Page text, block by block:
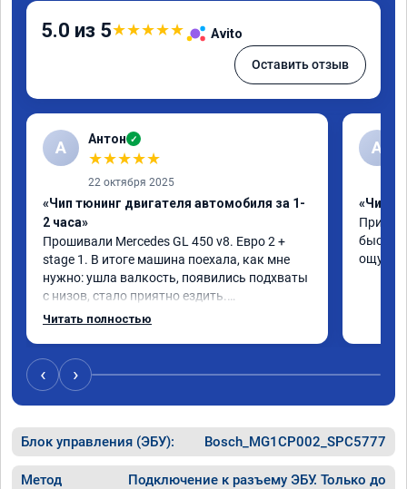
5.0 из 5★★★★★ Avito
Оставить отзыв
А Антон ✓
★★★★★
22 октября 2025
«Чип тюнинг двигателя автомобиля за 1-
2 часа»
Прошивали Mercedes GL 450 v8. Евро 2 +
stage 1. В итоге машина поехала, как мне
нужно: ушла валкость, появились подхваты
с низов, стало приятно ездить.
Одни из лучших трат, в авто! 🔥
Читать полностью
A
«Чип
‹ ›
Блок управления (ЭБУ): Bosch_MG1CP002_SPC5777
Метод
Подключение к разъему ЭБУ. Только до